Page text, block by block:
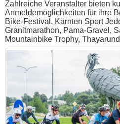
Zahlreiche Veranstalter bieten
Anmeldemöglichkeiten für ihre
Bike-Festival, Kärnten Sport
Granitmarathon, Pama-Gravel,
Mountainbike Trophy,